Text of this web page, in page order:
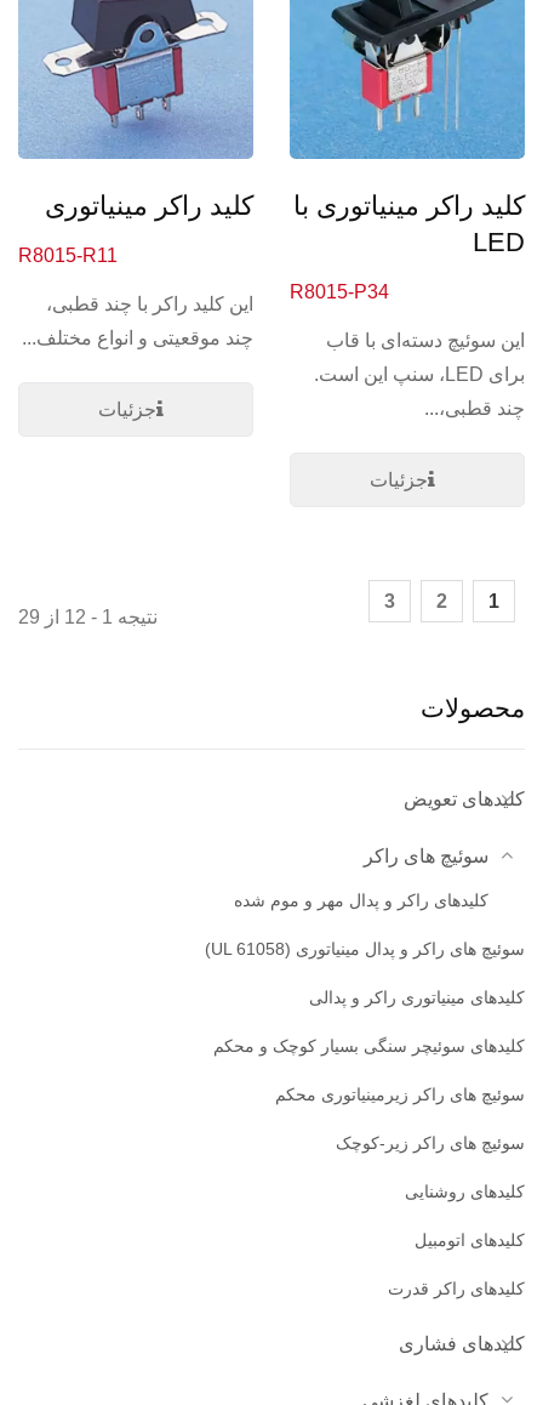
کلید راکر مینیاتوری با
LED
R8015-P34
این سوئیچ دسته‌ای با قاب
برای LED، سنپ این است.
چند قطبی،...
جزئیات
کلید راکر مینیاتوری
R8015-R11
این کلید راکر با چند قطبی،
چند موقعیتی و انواع مختلف...
جزئیات
نتیجه 1 - 12 از 29
1
2
3
محصولات
کلیدهای تعویض
سوئیچ های راکر
کلیدهای راکر و پدال مهر و موم شده
سوئیچ های راکر و پدال مینیاتوری (UL 61058)
کلیدهای مینیاتوری راکر و پدالی
کلیدهای سوئیچر سنگی بسیار کوچک و محکم
سوئیچ های راکر زیرمینیاتوری محکم
سوئیچ های راکر زیر-کوچک
کلیدهای روشنایی
کلیدهای اتومبیل
کلیدهای راکر قدرت
کلیدهای فشاری
کلیدهای لغزشی